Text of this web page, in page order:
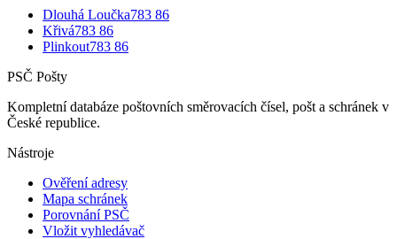
Dlouhá Loučka783 86
Křivá783 86
Plinkout783 86
PSČ Pošty
Kompletní databáze poštovních směrovacích čísel, pošt a schránek v
České republice.
Nástroje
Ověření adresy
Mapa schránek
Porovnání PSČ
Vložit vyhledávač